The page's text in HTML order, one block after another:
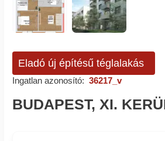
Eladó új építésű téglalakás
Ingatlan azonosító: 36217_v
BUDAPEST, XI.